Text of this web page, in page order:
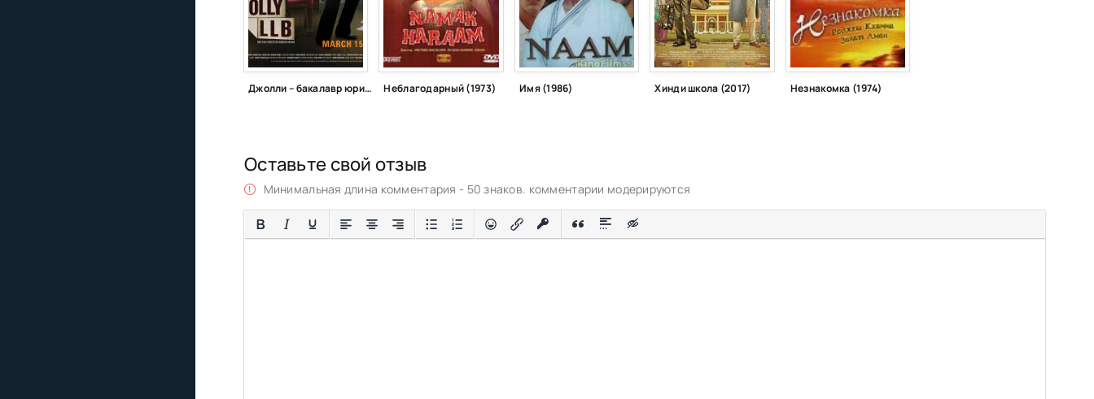
Джолли – бакалавр юридических наук (2013) Неблагодарный (1973) Имя (1986) Хинди школа (2017) Незнакомка (1974)
Оставьте свой отзыв
Минимальная длина комментария - 50 знаков. комментарии модерируются